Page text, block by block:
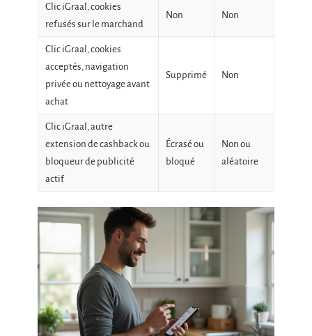
Clic iGraal, cookies
refusés sur le marchand
Non Non
Clic iGraal, cookies
acceptés, navigation
privée ou nettoyage avant
achat
Supprimé Non
Clic iGraal, autre
extension de cashback ou
bloqueur de publicité
actif
Écrasé ou
bloqué
Non ou
aléatoire